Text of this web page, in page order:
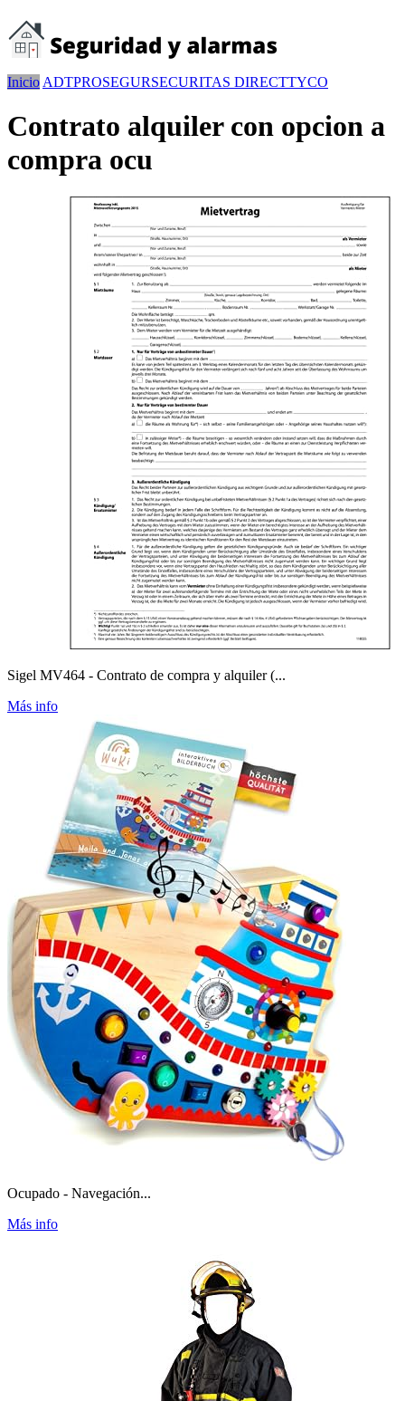
Inicio ADTPROSEGURSECURITAS DIRECTTYCO
Contrato alquiler con opcion a
compra ocu
Sigel MV464 - Contrato de compra y alquiler (...
Más info
Ocupado - Navegación...
Más info